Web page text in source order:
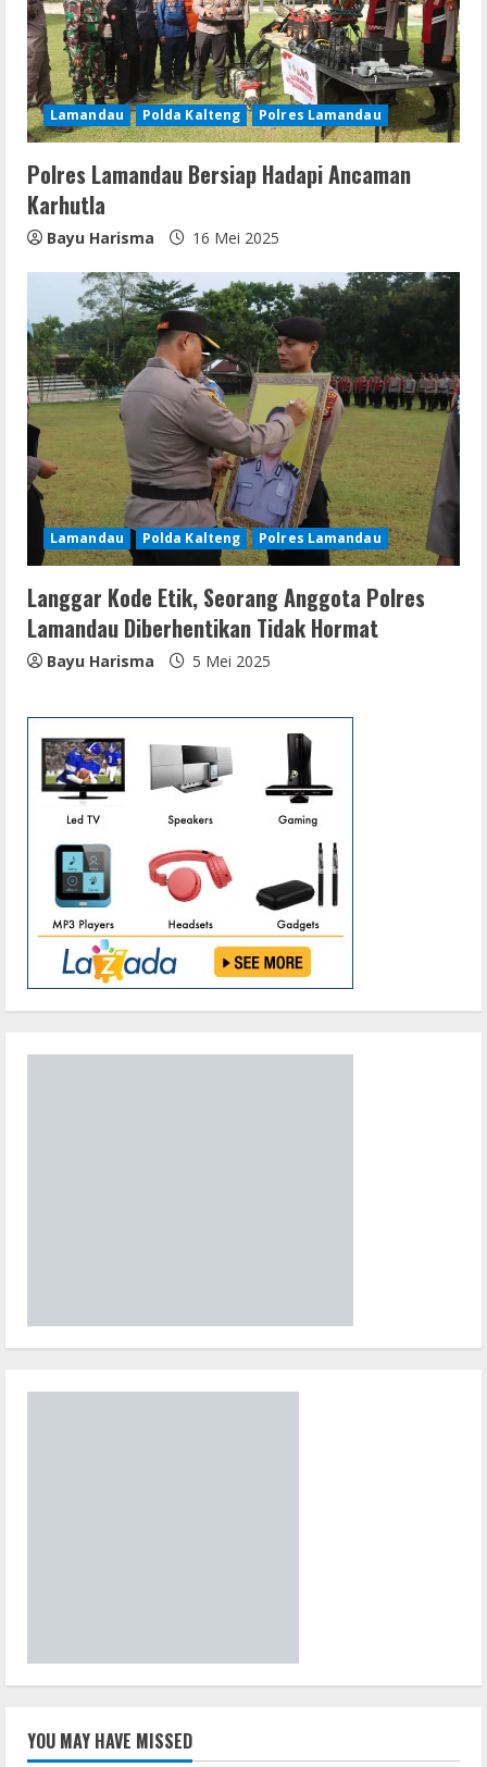
Lamandau Polda Kalteng Polres Lamandau
Polres Lamandau Bersiap Hadapi Ancaman
Karhutla
Bayu Harisma 16 Mei 2025
Lamandau Polda Kalteng Polres Lamandau
Langgar Kode Etik, Seorang Anggota Polres
Lamandau Diberhentikan Tidak Hormat
Bayu Harisma 5 Mei 2025
YOU MAY HAVE MISSED